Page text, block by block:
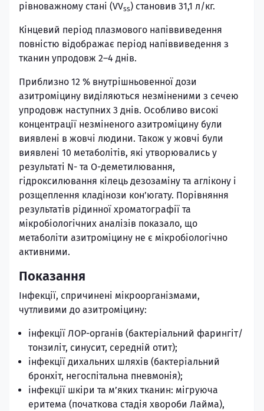
рівноважному стані (VVss) становив 31,1 л/кг.
Кінцевий період плазмового напіввиведення
повністю відображає період напіввиведення з
тканин упродовж 2–4 днів.
Приблизно 12 % внутрішньовенної дози
азитроміцину виділяються незміненими з сечею
упродовж наступних 3 днів. Особливо високі
концентрації незміненого азитроміцину були
виявлені в жовчі людини. Також у жовчі були
виявлені 10 метаболітів, які утворювались у
результаті N- та O-деметилювання,
гідроксилювання кілець дезозаміну та аглікону і
розщеплення кладінози кон’югату. Порівняння
результатів рідинної хроматографії та
мікробіологічних аналізів показало, що
метаболіти азитроміцину не є мікробіологічно
активними.
Показання
Інфекції, спричинені мікроорганізмами,
чутливими до азитроміцину:
інфекції ЛОР-органів (бактеріальний фарингіт/
тонзиліт, синусит, середній отит);
інфекції дихальних шляхів (бактеріальний
бронхіт, негоспітальна пневмонія);
інфекції шкіри та м’яких тканин: мігруюча
еритема (початкова стадія хвороби Лайма),